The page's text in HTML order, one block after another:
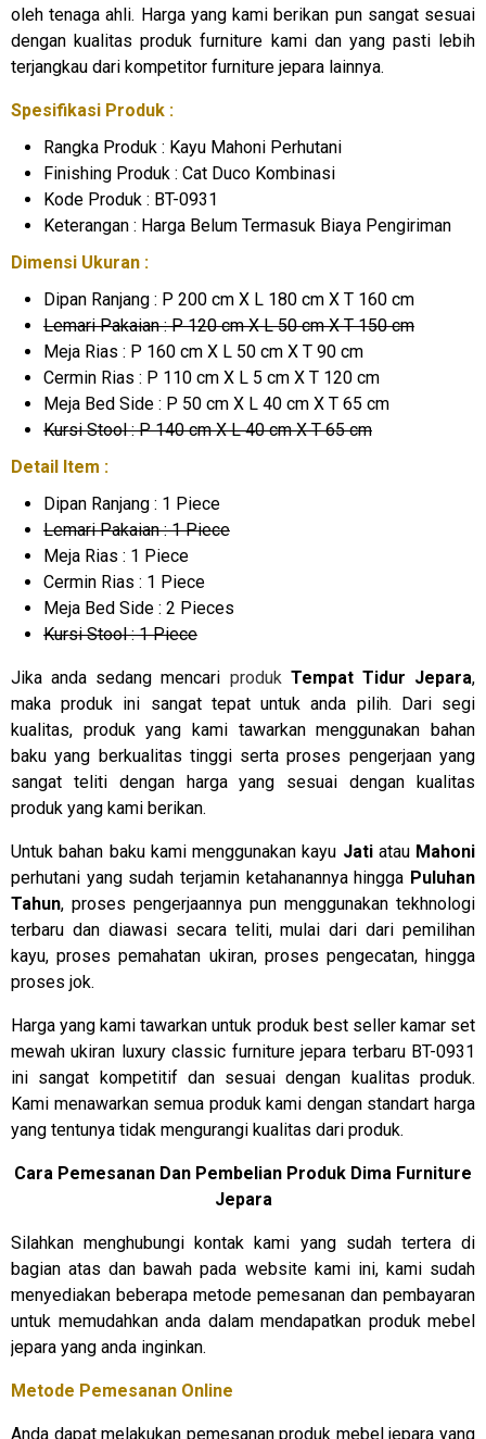
oleh tenaga ahli. Harga yang kami berikan pun sangat sesuai
dengan kualitas produk furniture kami dan yang pasti lebih
terjangkau dari kompetitor furniture jepara lainnya.
Spesifikasi Produk :
Rangka Produk : Kayu Mahoni Perhutani
Finishing Produk : Cat Duco Kombinasi
Kode Produk : BT-0931
Keterangan : Harga Belum Termasuk Biaya Pengiriman
Dimensi Ukuran :
Dipan Ranjang : P 200 cm X L 180 cm X T 160 cm
Lemari Pakaian : P 120 cm X L 50 cm X T 150 cm
Meja Rias : P 160 cm X L 50 cm X T 90 cm
Cermin Rias : P 110 cm X L 5 cm X T 120 cm
Meja Bed Side : P 50 cm X L 40 cm X T 65 cm
Kursi Stool : P 140 cm X L 40 cm X T 65 cm
Detail Item :
Dipan Ranjang : 1 Piece
Lemari Pakaian : 1 Piece
Meja Rias : 1 Piece
Cermin Rias : 1 Piece
Meja Bed Side : 2 Pieces
Kursi Stool : 1 Piece
Jika anda sedang mencari produk Tempat Tidur Jepara,
maka produk ini sangat tepat untuk anda pilih. Dari segi
kualitas, produk yang kami tawarkan menggunakan bahan
baku yang berkualitas tinggi serta proses pengerjaan yang
sangat teliti dengan harga yang sesuai dengan kualitas
produk yang kami berikan.
Untuk bahan baku kami menggunakan kayu Jatiatau Mahoni
perhutani yang sudah terjamin ketahanannya hingga Puluhan
Tahun, proses pengerjaannya pun menggunakan tekhnologi
terbaru dan diawasi secara teliti, mulai dari dari pemilihan
kayu, proses pemahatan ukiran, proses pengecatan, hingga
proses jok.
Harga yang kami tawarkan untuk produk best seller kamar set
mewah ukiran luxury classic furniture jepara terbaru BT-0931
ini sangat kompetitif dan sesuai dengan kualitas produk.
Kami menawarkan semua produk kami dengan standart harga
yang tentunya tidak mengurangi kualitas dari produk.
Cara Pemesanan Dan Pembelian Produk Dima Furniture
Jepara
Silahkan menghubungi kontak kami yang sudah tertera di
bagian atas dan bawah pada website kami ini, kami sudah
menyediakan beberapa metode pemesanan dan pembayaran
untuk memudahkan anda dalam mendapatkan produk mebel
jepara yang anda inginkan.
Metode Pemesanan Online
Anda dapat melakukan pemesanan produk mebel jepara yang